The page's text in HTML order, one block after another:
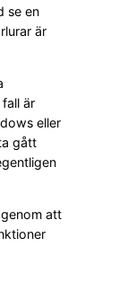
se en
är
är
eller
gått
att